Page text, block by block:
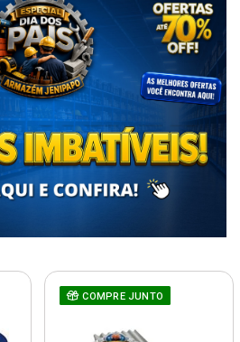
COMPRE JUNTO